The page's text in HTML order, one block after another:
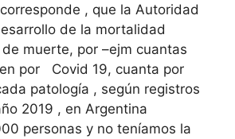
, que la Autoridad
de la mortalidad
muerte, por –ejm cuantas
por Covid 19, cuanta por
patología , según registros
2019 , en Argentina
personas y no teníamos la